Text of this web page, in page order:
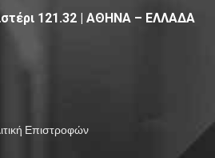
121.32 | ΑΘΗΝΑ – ΕΛΛΑΔΑ
Επιστροφών